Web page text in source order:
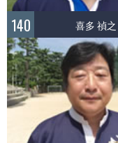
140 喜多 禎之